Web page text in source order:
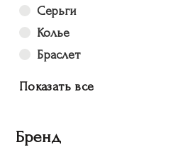
Серьги
Колье
Браслет
Показать все
Бренд